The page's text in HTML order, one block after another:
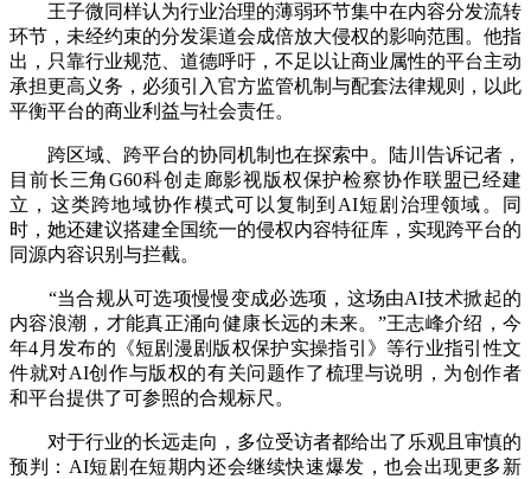
王子微同样认为行业治理的薄弱环节集中在内容分发流转
环节，未经约束的分发渠道会成倍放大侵权的影响范围。他指
出，只靠行业规范、道德呼吁，不足以让商业属性的平台主动
承担更高义务，必须引入官方监管机制与配套法律规则，以此
平衡平台的商业利益与社会责任。
跨区域、跨平台的协同机制也在探索中。陆川告诉记者，
目前长三角G60科创走廊影视版权保护检察协作联盟已经建
立，这类跨地域协作模式可以复制到AI短剧治理领域。同
时，她还建议搭建全国统一的侵权内容特征库，实现跨平台的
同源内容识别与拦截。
“当合规从可选项慢慢变成必选项，这场由AI技术掀起的
内容浪潮，才能真正涌向健康长远的未来。”王志峰介绍，今
年4月发布的《短剧漫剧版权保护实操指引》等行业指引性文
件就对AI创作与版权的有关问题作了梳理与说明，为创作者
和平台提供了可参照的合规标尺。
对于行业的长远走向，多位受访者都给出了乐观且审慎的
预判：AI短剧在短期内还会继续快速爆发，也会出现更多新